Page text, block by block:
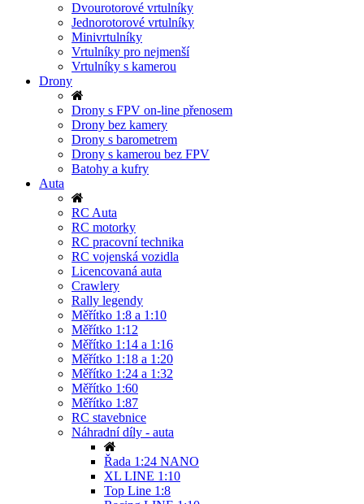
Dvourotorové vrtulníky
Jednorotorové vrtulníky
Minivrtulníky
Vrtulníky pro nejmenší
Vrtulníky s kamerou
Drony
Drony s FPV on-line přenosem
Drony bez kamery
Drony s barometrem
Drony s kamerou bez FPV
Batohy a kufry
Auta
RC Auta
RC motorky
RC pracovní technika
RC vojenská vozidla
Licencovaná auta
Crawlery
Rally legendy
Měřítko 1:8 a 1:10
Měřítko 1:12
Měřítko 1:14 a 1:16
Měřítko 1:18 a 1:20
Měřítko 1:24 a 1:32
Měřítko 1:60
Měřítko 1:87
RC stavebnice
Náhradní díly - auta
Řada 1:24 NANO
XL LINE 1:10
Top Line 1:8